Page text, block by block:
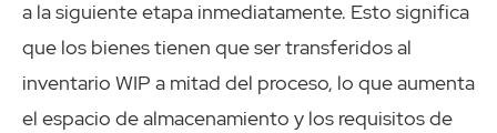
a la siguiente etapa inmediatamente. Esto significa
que los bienes tienen que ser transferidos al
inventario WIP a mitad del proceso, lo que aumenta
el espacio de almacenamiento y los requisitos de